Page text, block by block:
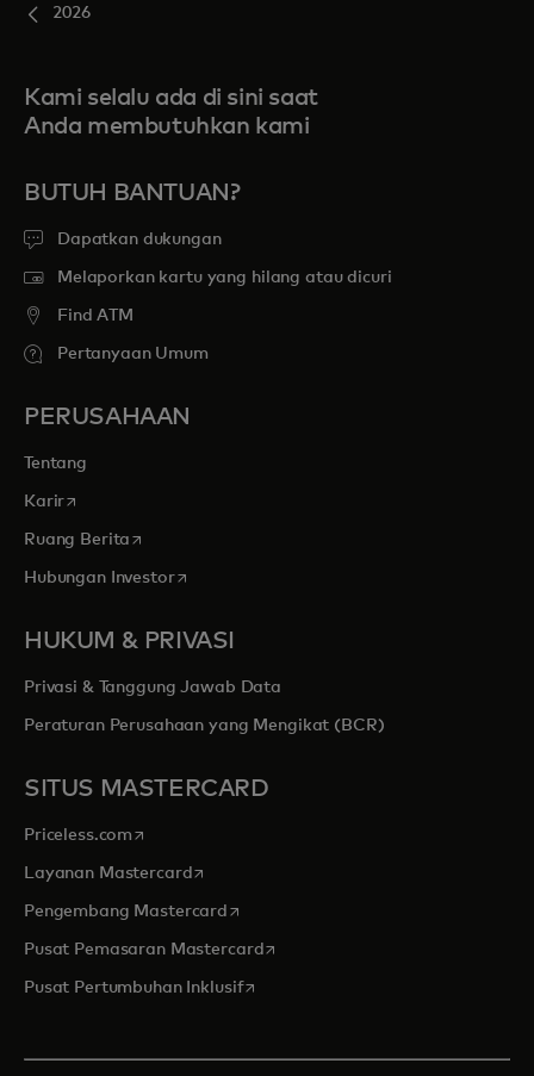
2026
Kami selalu ada di sini saat
Anda membutuhkan kami
BUTUH BANTUAN?
Dapatkan dukungan
Melaporkan kartu yang hilang atau dicuri
Find ATM
Pertanyaan Umum
PERUSAHAAN
Tentang
Kariropens in a new tab
Ruang Berita opens in a new tab
Hubungan Investoropens in a new tab
HUKUM & PRIVASI
Privasi & Tanggung Jawab Data
Peraturan Perusahaan yang Mengikat (BCR)
SITUS MASTERCARD
Priceless.com opens in a new tab
Layanan Mastercardopens in a new tab
Pengembang Mastercard opens in a new tab
Pusat Pemasaran Mastercardopens in a new tab
Pusat Pertumbuhan Inklusifopens in a new tab